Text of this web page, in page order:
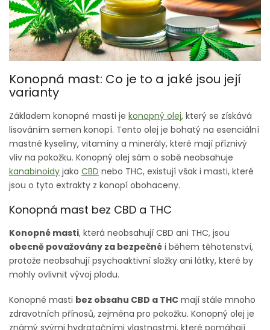
Konopná mast: Co je to a jaké jsou její
varianty
Základem konopné masti je konopný olej, který se získává
lisováním semen konopí. Tento olej je bohatý na esenciální
mastné kyseliny, vitamíny a minerály, které mají příznivý
vliv na pokožku. Konopný olej sám o sobě neobsahuje
kanabinoidy jako CBD nebo THC, existují však i masti, které
jsou o tyto extrakty z konopí obohaceny.
Konopná mast bez CBD a THC
Konopné masti, která neobsahují CBD ani THC, jsou
obecně považovány za bezpečné i během těhotenství,
protože neobsahují psychoaktivní složky ani látky, které by
mohly ovlivnit vývoj plodu.
Konopné masti bez obsahu CBD a THC mají stále mnoho
zdravotních přínosů, zejména pro pokožku. Konopný olej je